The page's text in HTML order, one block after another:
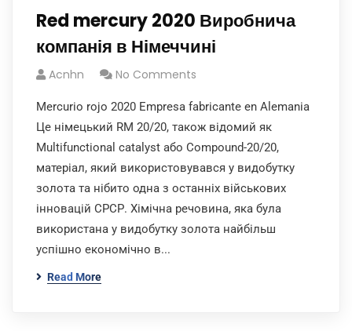
Red mercury 2020 Виробнича
компанія в Німеччині
Acnhn No Comments
Mercurio rojo 2020 Empresa fabricante en Alemania
Це німецький RM 20/20, також відомий як
Multifunctional catalyst або Compound-20/20,
матеріал, який використовувався у видобутку
золота та нібито одна з останніх військових
інновацій СРСР. Хімічна речовина, яка була
використана у видобутку золота найбільш
успішно економічно в...
Read More